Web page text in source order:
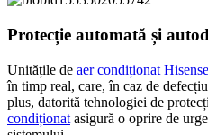
Protecție automată și
Unitățile de aer condiționat Hisense
în timp real, care, în caz de
plus, datorită tehnologiei de
condiționat asigură o oprire de